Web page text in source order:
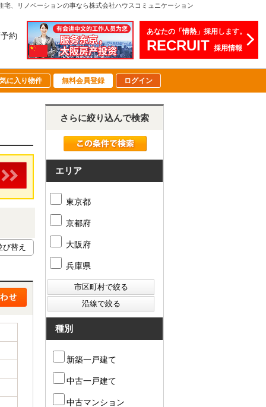
、リノベーションの事なら株式会社ハウスコミュニケーション
約 あなたの「情熱」採用します。
RECRUIT 採用情報
に入り物件 無料会員登録 ログイン
さらに絞り込んで検索
エリア
東京都
京都府
大阪府
兵庫県
種別
新築一戸建て
中古一戸建て
中古マンション